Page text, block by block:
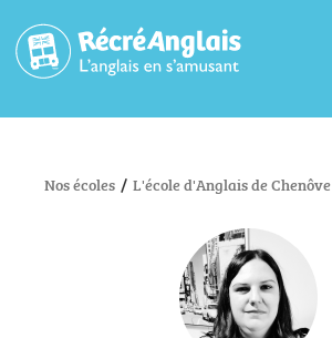
Nos écoles / L'école d'Anglais de Chenôve